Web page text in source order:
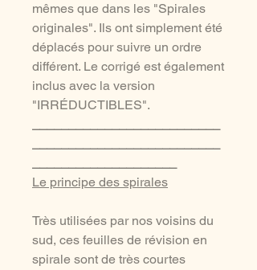
mêmes que dans les "Spirales
originales". Ils ont simplement été
déplacés pour suivre un ordre
différent. Le corrigé est également
inclus avec la version
"IRRÉDUCTIBLES".
Le principe des spirales
Très utilisées par nos voisins du
sud, ces feuilles de révision en
spirale sont de très courtes